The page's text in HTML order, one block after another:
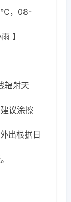
，08-
】
辐射天
议涂擦
出根据日